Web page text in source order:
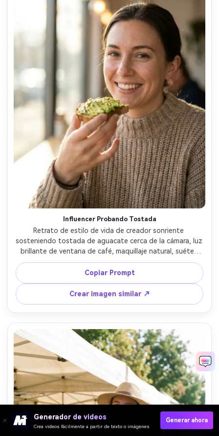
Influencer Probando Tostada
Retrato de estilo de vida de creador sonriente
sosteniendo tostada de aguacate cerca de la cámara, luz
brillante de ventana de café, maquillaje natural, suéter
acogedor, poca profundidad de campo y bokeh cremoso,
capturada con lente de 50mm f/1.8, textura fotorealista
de piel, encuadre listo para redes sociales --ar 4:5
Copiar Prompt
Crear imagen similar ↗
Generador de videos
Crea videos fácilmente a partir de texto o imágenes
Generar ahora